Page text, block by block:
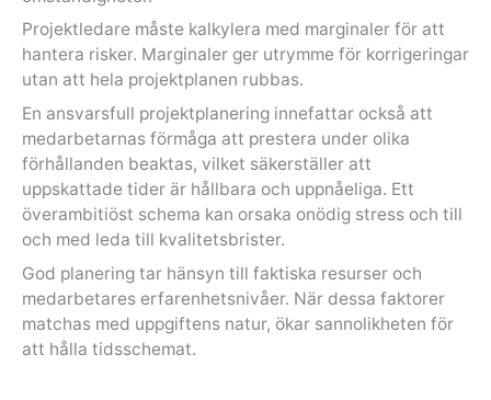
Projektledare måste kalkylera med marginaler för att
hantera risker. Marginaler ger utrymme för korrigeringar
utan att hela projektplanen rubbas.
En ansvarsfull projektplanering innefattar också att
medarbetarnas förmåga att prestera under olika
förhållanden beaktas, vilket säkerställer att
uppskattade tider är hållbara och uppnåeliga. Ett
överambitiöst schema kan orsaka onödig stress och till
och med leda till kvalitetsbrister.
God planering tar hänsyn till faktiska resurser och
medarbetares erfarenhetsnivåer. När dessa faktorer
matchas med uppgiftens natur, ökar sannolikheten för
att hålla tidsschemat.